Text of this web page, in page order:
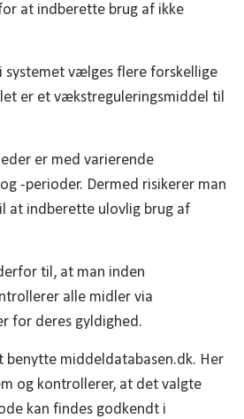
at indberette brug af ikke
systemet vælges flere forskellige
er et vækstreguleringsmiddel til
er med varierende
-perioder. Dermed risikerer man
at indberette ulovlig brug af
til, at man inden
alle midler via
for deres gyldighed.
benytte middeldatabasen.dk. Her
og kontrollerer, at det valgte
kan findes godkendt i